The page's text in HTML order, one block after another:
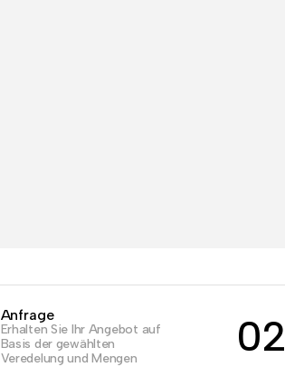
Anfrage
Erhalten Sie Ihr Angebot auf
Basis der gewählten
Veredelung und Mengen
02